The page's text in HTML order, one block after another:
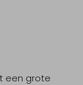
een grote